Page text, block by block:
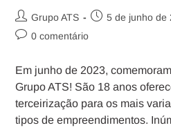
Grupo ATS 5 de junho de
0 comentário
Em junho de 2023,
Grupo ATS! São 18 anos
terceirização para os mais
tipos de empreendimentos.